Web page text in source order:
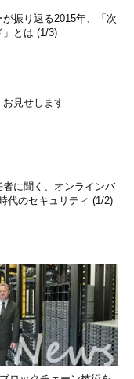
振り返る2015年、「次
」とは (1/3)
お見せします
に聞く、オンラインバ
代のセキュリティ (1/2)